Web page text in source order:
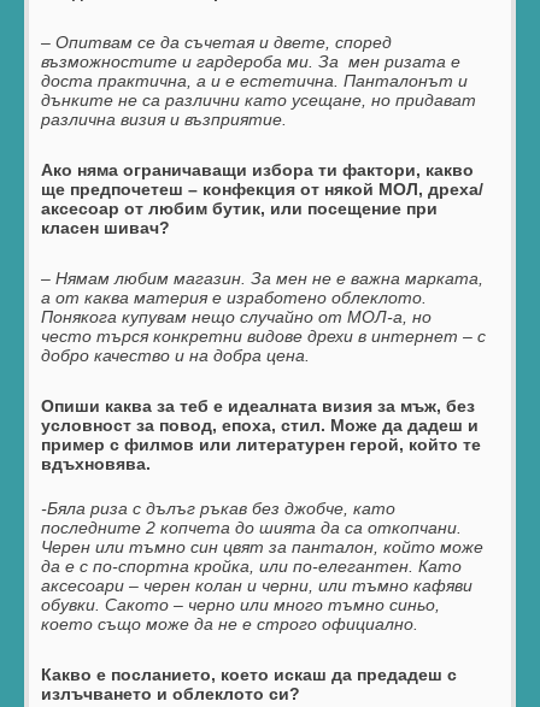
– Опитвам се да съчетая и двете, според
възможностите и гардероба ми. За мен ризата е
доста практична, а и е естетична. Панталонът и
дънките не са различни като усещане, но придават
различна визия и възприятие.
Ако няма ограничаващи избора ти фактори, какво
ще предпочетеш – конфекция от някой МОЛ, дреха/
аксесоар от любим бутик, или посещение при
класен шивач?
– Нямам любим магазин. За мен не е важна марката,
а от каква материя е изработено облеклото.
Понякога купувам нещо случайно от МОЛ-а, но
често търся конкретни видове дрехи в интернет – с
добро качество и на добра цена.
Опиши каква за теб е идеалната визия за мъж, без
условност за повод, епоха, стил. Може да дадеш и
пример с филмов или литературен герой, който те
вдъхновява.
-Бяла риза с дълъг ръкав без джобче, като
последните 2 копчета до шията да са откопчани.
Черен или тъмно син цвят за панталон, който може
да е с по-спортна кройка, или по-елегантен. Като
аксесоари – черен колан и черни, или тъмно кафяви
обувки. Сакото – черно или много тъмно синьо,
което също може да не е строго официално.
Какво е посланието, което искаш да предадеш с
излъчването и облеклото си?